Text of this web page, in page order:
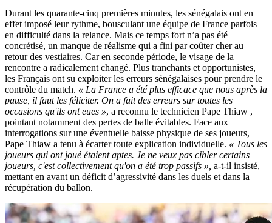
Durant les quarante-cinq premières minutes, les sénégalais ont en
effet imposé leur rythme, bousculant une équipe de France parfois
en difficulté dans la relance. Mais ce temps fort n’a pas été
concrétisé, un manque de réalisme qui a fini par coûter cher au
retour des vestiaires. Car en seconde période, le visage de la
rencontre a radicalement changé. Plus tranchants et opportunistes,
les Français ont su exploiter les erreurs sénégalaises pour prendre le
contrôle du match. « La France a été plus efficace que nous après la
pause, il faut les féliciter. On a fait des erreurs sur toutes les
occasions qu'ils ont eues », a reconnu le technicien Pape Thiaw ,
pointant notamment des pertes de balle évitables. Face aux
interrogations sur une éventuelle baisse physique de ses joueurs,
Pape Thiaw a tenu à écarter toute explication individuelle. « Tous les
joueurs qui ont joué étaient aptes. Je ne veux pas cibler certains
joueurs, c'est collectivement qu'on a été trop passifs », a-t-il insisté,
mettant en avant un déficit d’agressivité dans les duels et dans la
récupération du ballon.